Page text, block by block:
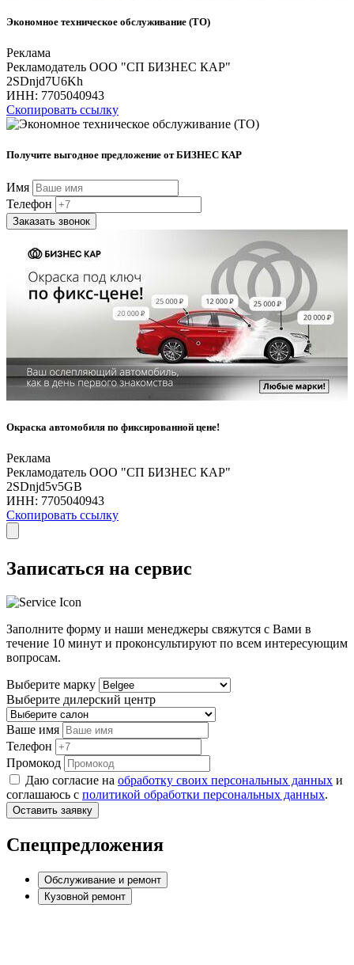
Экономное техническое обслуживание (ТО)
Реклама
Рекламодатель ООО "СП БИЗНЕС КАР"
2SDnjd7U6Kh
ИНН: 7705040943
Скопировать ссылку
Получите выгодное предложение от БИЗНЕС КАР
Имя
Телефон
Заказать звонок
Окраска автомобиля по фиксированной цене!
Реклама
Рекламодатель ООО "СП БИЗНЕС КАР"
2SDnjd5v5GB
ИНН: 7705040943
Скопировать ссылку
Записаться на сервис
Заполните форму и наши менеджеры свяжутся с Вами в
течение 10 минут и проконсультируют по всем интересующим
вопросам.
Выберите марку
Выберите дилерский центр
Ваше имя
Телефон
Промокод
Даю согласие на обработку своих персональных данных и
соглашаюсь с политикой обработки персональных данных.
Оставить заявку
Спецпредложения
Обслуживание и ремонт
Кузовной ремонт